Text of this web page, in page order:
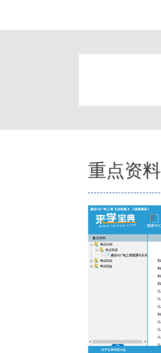
重点资料